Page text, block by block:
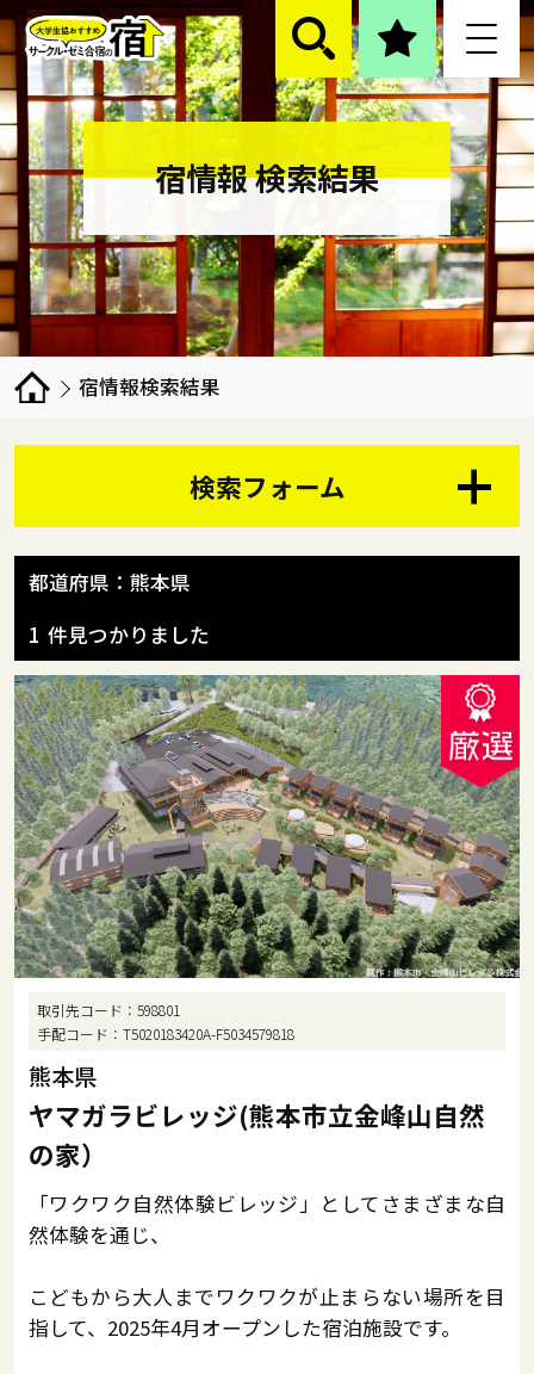
宿情報 検索結果
宿情報検索結果
都道府県：熊本県
1 件見つかりました
取引先コード
598801
手配コード
T5020183420A-F5034579818
熊本県
ヤマガラビレッジ(熊本市立金峰山自然
の家）
「ワクワク自然体験ビレッジ」としてさまざまな自
然体験を通じ、
こどもから大人までワクワクが止まらない場所を目
指して、2025年4月オープンした宿泊施設です。
検索フォーム